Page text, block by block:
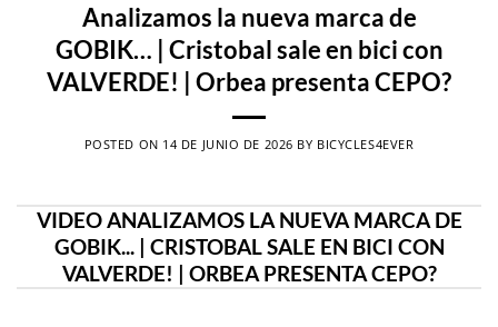
Analizamos la nueva marca de
GOBIK… | Cristobal sale en bici con
VALVERDE! | Orbea presenta CEPO?
POSTED ON 14 DE JUNIO DE 2026 BY BICYCLES4EVER
VIDEO ANALIZAMOS LA NUEVA MARCA DE
GOBIK... | CRISTOBAL SALE EN BICI CON
VALVERDE! | ORBEA PRESENTA CEPO?